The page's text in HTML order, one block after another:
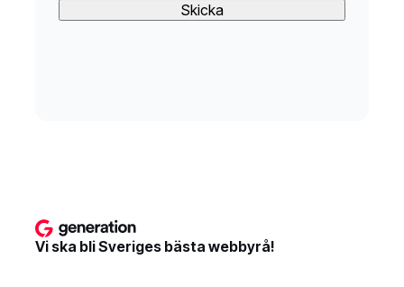
Skicka
Vi ska bli Sveriges bästa webbyrå!